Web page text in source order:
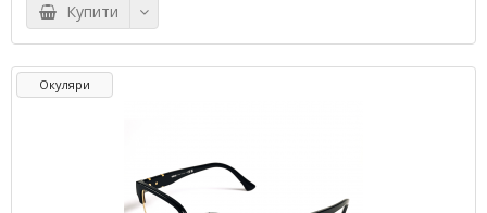
Купити
Окуляри